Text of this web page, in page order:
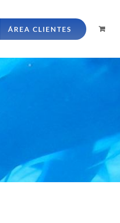
ÁREA CLIENTES